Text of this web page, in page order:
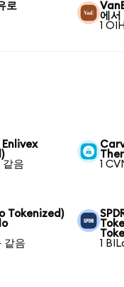
로
에서
1
같음
1
Tokenized)
같음
1